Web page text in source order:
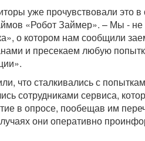
уже прочувствовали это
«Робот Займер». – Мы -
о котором нам сообщили
и пресекаем любую
что сталкивались с
сотрудниками сервиса,
в опросе, пообещав им
они оперативно